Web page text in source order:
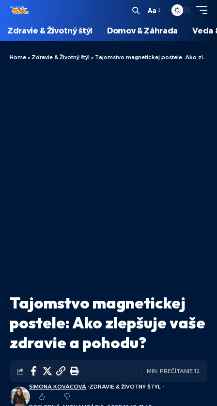
Aa
Zdravie & Životný štýl Domov & Záhrada Veda
Home » Zdravie & Životný štýl » Tajomstvo magnetickej postele: Ako zlepšuje vaše zdravie a pohodu?
Tajomstvo magnetickej
postele: Ako zlepšuje vaše
zdravie a pohodu?
SIMONA KOVÁCOVÁ ZDRAVIE & ŽIVOTNÝ ŠTÝL
MIN. PREČÍTANIE 12